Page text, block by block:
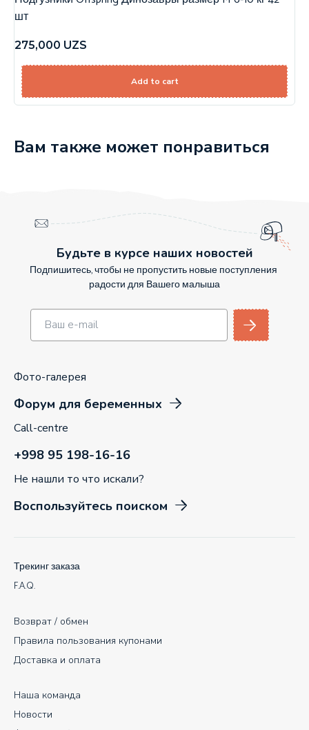
шт
275,000 UZS
Add to cart
Вам также может понравиться
Будьте в курсе наших новостей
Подпишитесь, чтобы не пропустить новые поступления
радости для Вашего малыша
Фото-галерея
Форум для беременных
Call-centre
+998 95 198-16-16
Не нашли то что искали?
Воспользуйтесь поиском
Наша команда
Новости
Возврат / обмен
Правила пользования купонами
Доставка и оплата
Трекинг заказа
F.A.Q.